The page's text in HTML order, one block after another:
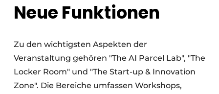
Neue Funktionen
Zu den wichtigsten Aspekten der
Veranstaltung gehören "The AI Parcel Lab", "The
Locker Room" und "The Start-up & Innovation
Zone". Die Bereiche umfassen Workshops,